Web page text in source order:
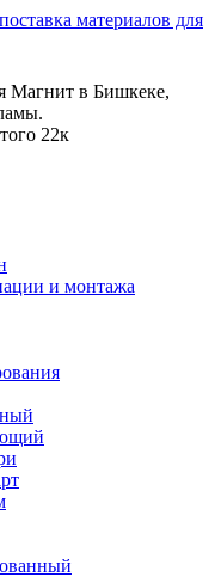
Магнит в Бишкеке,
22к
и монтажа